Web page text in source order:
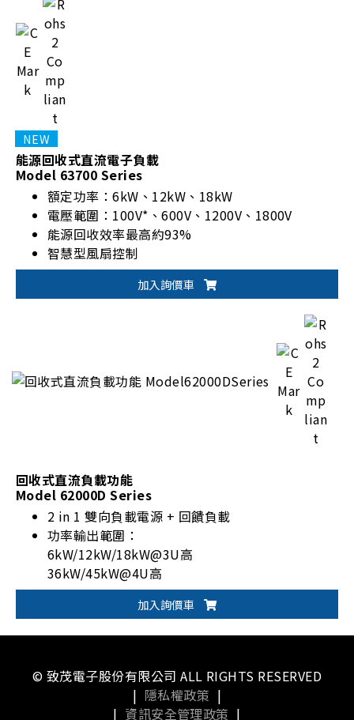
能源回收式直流電子負載
Model 63700 Series
額定功率：6kW、12kW、18kW
電壓範圍：100V*、600V、1200V、1800V
能源回收效率最高約93%
智慧型風扇控制
加入詢價車
回收式直流負載功能
Model 62000D Series
2 in 1 雙向負載電源 + 回饋負載
功率輸出範圍：
6kW/12kW/18kW@3U高
36kW/45kW@4U高
電池、燃料電池模擬
一鍵切換雙輸出範圍(62000D-HL系列)
加入詢價車
© 致茂電子股份有限公司 ALL RIGHTS RESERVED
| 隱私權政策 |
| 資訊安全管理政策 |